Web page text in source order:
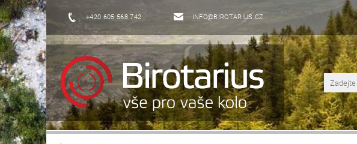
+420 605 568 742 INFO@BIROTARIUS.CZ